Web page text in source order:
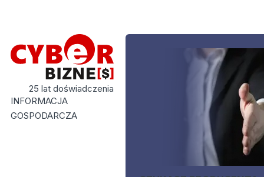
25 lat doświadczenia
INFORMACJA
GOSPODARCZA